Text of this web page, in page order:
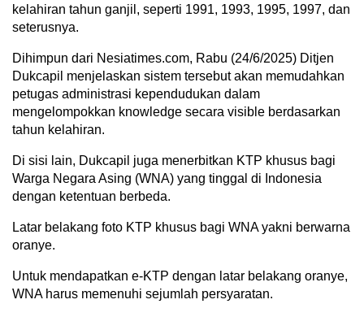
kelahiran tahun ganjil, seperti 1991, 1993, 1995, 1997, dan
seterusnya.
Dihimpun dari Nesiatimes.com, Rabu (24/6/2025) Ditjen
Dukcapil menjelaskan sistem tersebut akan memudahkan
petugas administrasi kependudukan dalam
mengelompokkan knowledge secara visible berdasarkan
tahun kelahiran.
Di sisi lain, Dukcapil juga menerbitkan KTP khusus bagi
Warga Negara Asing (WNA) yang tinggal di Indonesia
dengan ketentuan berbeda.
Latar belakang foto KTP khusus bagi WNA yakni berwarna
oranye.
Untuk mendapatkan e-KTP dengan latar belakang oranye,
WNA harus memenuhi sejumlah persyaratan.